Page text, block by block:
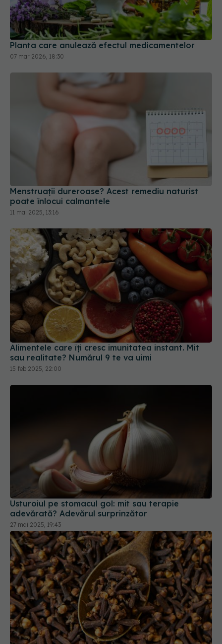
Planta care anulează efectul medicamentelor
07 mar 2026, 18:30
Menstruații dureroase? Acest remediu naturist
poate înlocui calmantele
11 mai 2025, 13:16
Alimentele care îți cresc imunitatea instant. Mit
sau realitate? Numărul 9 te va uimi
15 feb 2025, 22:00
Usturoiul pe stomacul gol: mit sau terapie
adevărată? Adevărul surprinzător
27 mai 2025, 19:43